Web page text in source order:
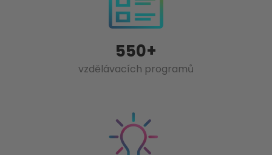
550+
vzdělávacích programů